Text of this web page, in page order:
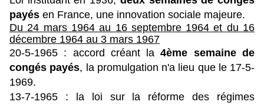
payés en France, une innovation sociale majeure.
Du 24 mars 1964 au 16 septembre 1964 et du 16
décembre 1964 au 3 mars 1967
20-5-1965 : accord créant la4ème semaine de
congés payés, la promulgation n'a lieu que le 17-5-
1969.
13-7-1965 : la loi sur la réforme des régimes